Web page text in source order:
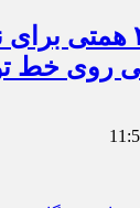
سرمایه گذاری ۴ همتی
روی خط